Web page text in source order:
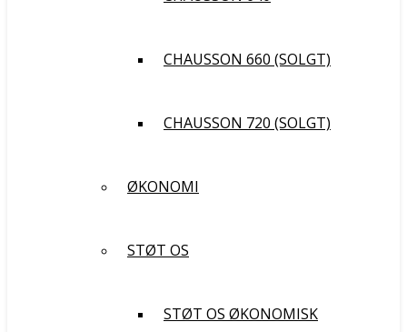
CHAUSSON 660 (SOLGT)
CHAUSSON 720 (SOLGT)
ØKONOMI
STØT OS
STØT OS ØKONOMISK